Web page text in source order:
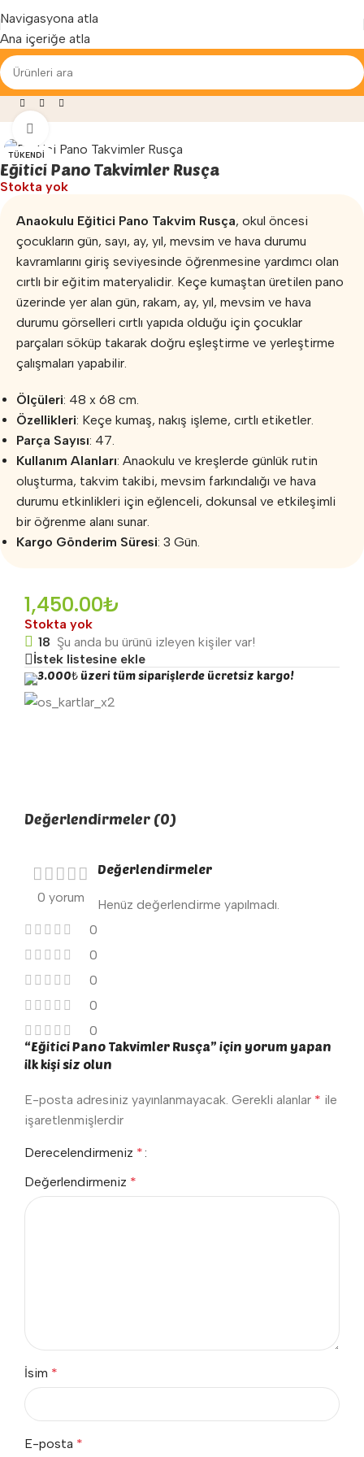
Navigasyona atla
Ana içeriğe atla
Yenilenen arayüzümüz ile hizmetinizdeyiz...
»Anaokulu Eğitici Panolar
TÜKENDI
Eğitici Pano Takvimler Rusça
Stokta yok
Anaokulu Eğitici Pano Takvim Rusça, okul öncesi
çocukların gün, sayı, ay, yıl, mevsim ve hava durumu
kavramlarını giriş seviyesinde öğrenmesine yardımcı olan
cırtlı bir eğitim materyalidir. Keçe kumaştan üretilen pano
üzerinde yer alan gün, rakam, ay, yıl, mevsim ve hava
durumu görselleri cırtlı yapıda olduğu için çocuklar
parçaları söküp takarak doğru eşleştirme ve yerleştirme
çalışmaları yapabilir.
Ölçüleri: 48 x 68 cm.
Özellikleri: Keçe kumaş, nakış işleme, cırtlı etiketler.
Parça Sayısı: 47.
Kullanım Alanları: Anaokulu ve kreşlerde günlük rutin
oluşturma, takvim takibi, mevsim farkındalığı ve hava
durumu etkinlikleri için eğlenceli, dokunsal ve etkileşimli
bir öğrenme alanı sunar.
Kargo Gönderim Süresi: 3 Gün.
1,450.00₺
Stokta yok
18 Şu anda bu ürünü izleyen kişiler var!
İstek listesine ekle
3.000₺ üzeri tüm siparişlerde ücretsiz kargo!
Değerlendirmeler (0)
0 yorum
0
0
0
0
0
Değerlendirmeler
Henüz değerlendirme yapılmadı.
“Eğitici Pano Takvimler Rusça” için yorum yapan
ilk kişi siz olun
E-posta adresiniz yayınlanmayacak. Gerekli alanlar * ile
işaretlenmişlerdir
Derecelendirmeniz *
Değerlendirmeniz *
İsim *
E-posta *